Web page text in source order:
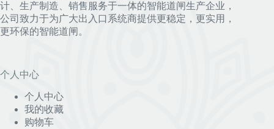
计、生产制造、销售服务于一体的智能道闸生产企业，
公司致力于为广大出入口系统商提供更稳定，更实用，
更环保的智能道闸。
个人中心
个人中心
我的收藏
购物车